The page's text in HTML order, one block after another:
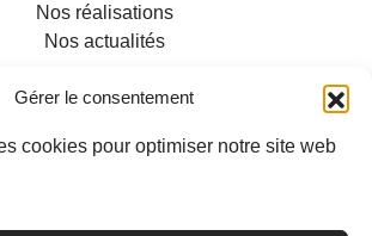
Gérer le consentement
cookies pour optimiser notre site web
Nos réalisations
Nos actualités
Contact